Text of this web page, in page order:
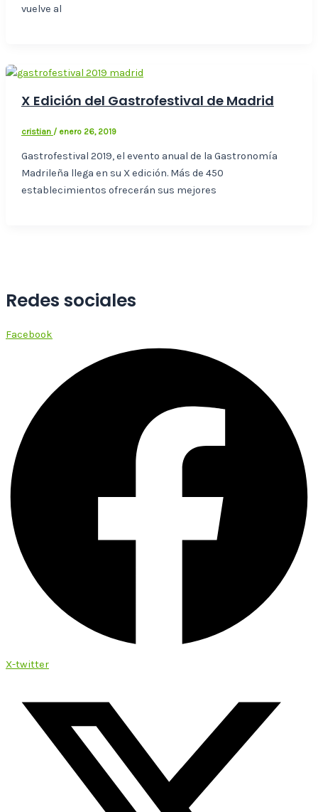
vuelve al
X Edición del Gastrofestival de Madrid
cristian / enero 26, 2019
Gastrofestival 2019, el evento anual de la Gastronomía
Madrileña llega en su X edición. Más de 450
establecimientos ofrecerán sus mejores
Redes sociales
Facebook
X-twitter